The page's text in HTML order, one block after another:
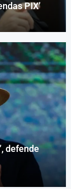
PIX’
defende